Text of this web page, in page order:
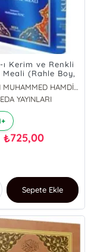
ı Kerim ve Renkli
Meali (Rahle Boy,
ELMALILI MUHAMMED HAMDİ YAZIR
YAYINLARI
₺725,00
Sepete Ekle